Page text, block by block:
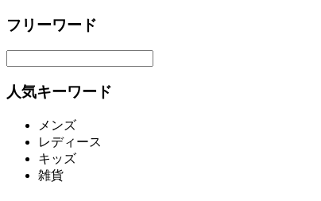
フリーワード
人気キーワード
メンズ
レディース
キッズ
雑貨